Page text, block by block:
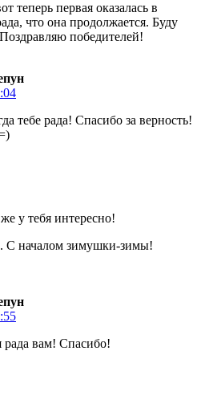
теперь первая оказалась в
что она продолжается. Буду
победителей!
тебе рада! Спасибо за верность!
у тебя интересно!
С началом зимушки-зимы!
рада вам! Спасибо!